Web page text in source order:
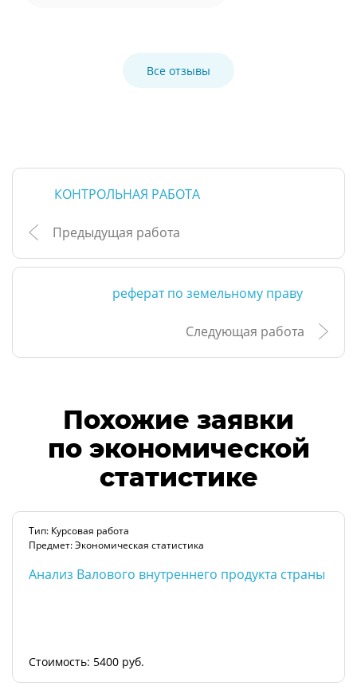
Все отзывы
КОНТРОЛЬНАЯ РАБОТА
Предыдущая работа
реферат по земельному праву
Следующая работа
Похожие заявки
по экономической
статистике
Тип: Курсовая работа
Предмет: Экономическая статистика
Анализ Валового внутреннего продукта страны
Стоимость: 5400 руб.